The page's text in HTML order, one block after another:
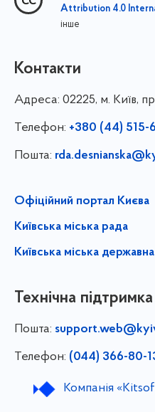
Attribution 4.0
інше
Контакти
Адреса: 02225, м. Київ,
Телефон: +380 (44) 515-
Пошта:
Офіційний портал Києва
Київська міська рада
Київська міська державна
Технічна підтримка
Пошта:
Телефон: (044) 366-80-
Компанія